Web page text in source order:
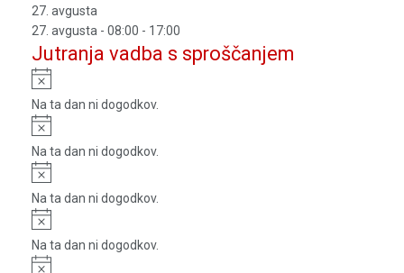
27. avgusta
27. avgusta - 08:00 - 17:00
Jutranja vadba s sproščanjem
Notice
Na ta dan ni dogodkov.
Notice
Na ta dan ni dogodkov.
Notice
Na ta dan ni dogodkov.
Notice
Na ta dan ni dogodkov.
Notice